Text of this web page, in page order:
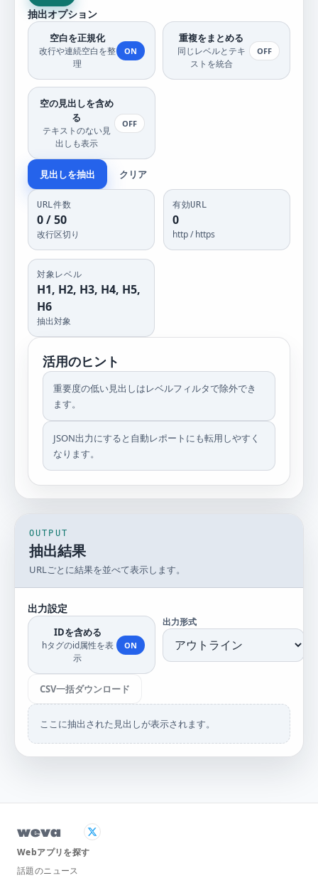
抽出オプション
空白を正規化
改行や連続空白を整
理
ON
重複をまとめる
同じレベルとテキ
ストを統合
OFF
空の見出しを含め
る
テキストのない見
出しも表示
OFF
見出しを抽出 クリア
URL件数
0/50
改行区切り
有効URL
0
http / https
対象レベル
H1, H2, H3, H4, H5,
H6
抽出対象
活用のヒント
重要度の低い見出しはレベルフィルタで除外でき
ます。
JSON出力にすると自動レポートにも転用しやすく
なります。
OUTPUT
抽出結果
URLごとに結果を並べて表示します。
出力設定
IDを含める
hタグのid属性を表
示
ON
出力形式
CSV一括ダウンロード
ここに抽出された見出しが表示されます。
weva
Webアプリを探す
話題のニュース